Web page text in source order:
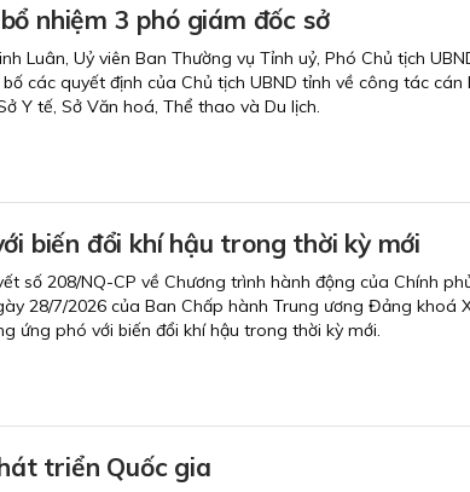
nhiệm 3 phó giám đốc sở
Luân, Uỷ viên Ban Thường vụ Tỉnh uỷ, Phó Chủ tịch
các quyết định của Chủ tịch UBND tỉnh về công tác cán
Y tế, Sở Văn hoá, Thể thao và Du lịch.
biến đổi khí hậu trong thời kỳ mới
số 208/NQ-CP về Chương trình hành động của Chính
28/7/2026 của Ban Chấp hành Trung ương Đảng khoá
ứng phó với biến đổi khí hậu trong thời kỳ mới.
triển Quốc gia